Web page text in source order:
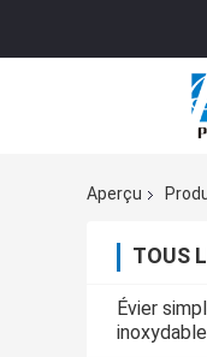
Aperçu
TOUS
Évier
inoxydable